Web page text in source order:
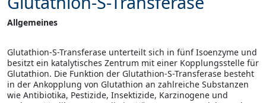
Allgemeines
Glutathion-S-Transferase unterteilt sich in fünf Isoenzyme und
besitzt ein katalytisches Zentrum mit einer Kopplungsstelle für
Glutathion. Die Funktion der Glutathion-S-Transferase besteht
in der Ankopplung von Glutathion an zahlreiche Substanzen
wie Antibiotika, Pestizide, Insektizide, Karzinogene und